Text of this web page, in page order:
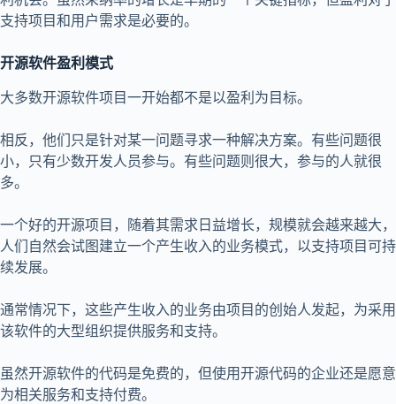
支持项目和用户需求是必要的。
开源软件盈利模式
大多数开源软件项目一开始都不是以盈利为目标。
相反，他们只是针对某一问题寻求一种解决方案。有些问题很
小，只有少数开发人员参与。有些问题则很大，参与的人就很
多。
一个好的开源项目，随着其需求日益增长，规模就会越来越大，
人们自然会试图建立一个产生收入的业务模式，以支持项目可持
续发展。
通常情况下，这些产生收入的业务由项目的创始人发起，为采用
该软件的大型组织提供服务和支持。
虽然开源软件的代码是免费的，但使用开源代码的企业还是愿意
为相关服务和支持付费。